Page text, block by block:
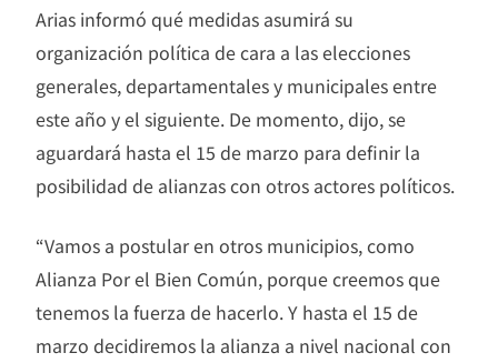
Arias informó qué medidas asumirá su
organización política de cara a las elecciones
generales, departamentales y municipales entre
este año y el siguiente. De momento, dijo, se
aguardará hasta el 15 de marzo para definir la
posibilidad de alianzas con otros actores políticos.
“Vamos a postular en otros municipios, como
Alianza Por el Bien Común, porque creemos que
tenemos la fuerza de hacerlo. Y hasta el 15 de
marzo decidiremos la alianza a nivel nacional con